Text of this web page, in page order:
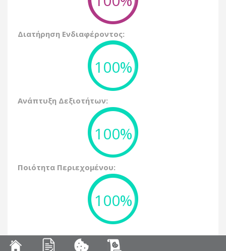
Διατήρηση Ενδιαφέροντος:
100%
Ανάπτυξη Δεξιοτήτων:
100%
Ποιότητα Περιεχομένου:
100%